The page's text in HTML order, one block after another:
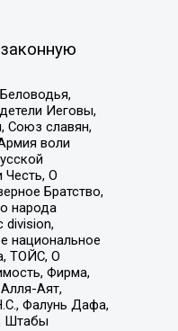
Иеговы,
Союз славян,
воли
Честь, О
Братство,
народа
division,
национальное
ТОЙС, О
Фирма,
Аят,
Фалунь Дафа,
Штабы